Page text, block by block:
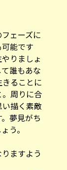
ェーズに
能です
りましょ
誰もあな
ることに
周りに合
描く素敵
夢見がち
う。
ますよう